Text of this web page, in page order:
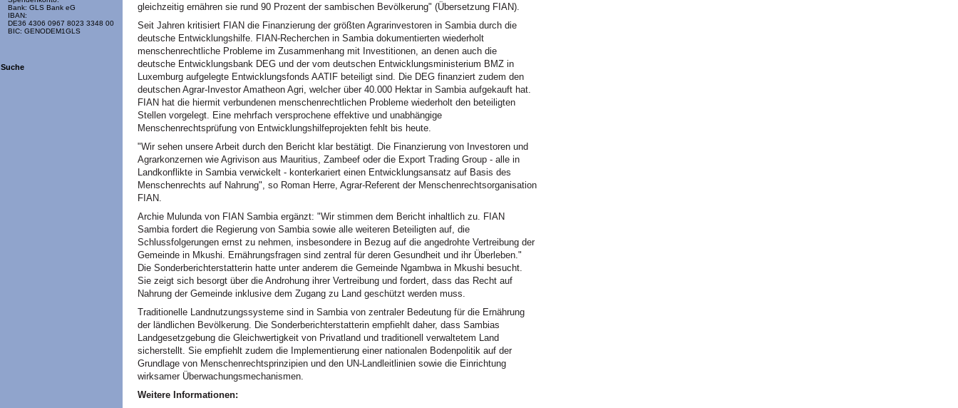
Bank: GLS Bank eG
IBAN:
DE36 4306 0967 8023 3348 00
BIC: GENODEM1GLS
Suche
gleichzeitig ernähren sie rund 90 Prozent der sambischen Bevölkerung" (Übersetzung FIAN).
Seit Jahren kritisiert FIAN die Finanzierung der größten Agrarinvestoren in Sambia durch die
deutsche Entwicklungshilfe. FIAN-Recherchen in Sambia dokumentierten wiederholt
menschenrechtliche Probleme im Zusammenhang mit Investitionen, an denen auch die
deutsche Entwicklungsbank DEG und der vom deutschen Entwicklungsministerium BMZ in
Luxemburg aufgelegte Entwicklungsfonds AATIF beteiligt sind. Die DEG finanziert zudem den
deutschen Agrar-Investor Amatheon Agri, welcher über 40.000 Hektar in Sambia aufgekauft hat.
FIAN hat die hiermit verbundenen menschenrechtlichen Probleme wiederholt den beteiligten
Stellen vorgelegt. Eine mehrfach versprochene effektive und unabhängige
Menschenrechtsprüfung von Entwicklungshilfeprojekten fehlt bis heute.
"Wir sehen unsere Arbeit durch den Bericht klar bestätigt. Die Finanzierung von Investoren und
Agrarkonzernen wie Agrivison aus Mauritius, Zambeef oder die Export Trading Group - alle in
Landkonflikte in Sambia verwickelt - konterkariert einen Entwicklungsansatz auf Basis des
Menschenrechts auf Nahrung", so Roman Herre, Agrar-Referent der Menschenrechtsorganisation
FIAN.
Archie Mulunda von FIAN Sambia ergänzt: "Wir stimmen dem Bericht inhaltlich zu. FIAN
Sambia fordert die Regierung von Sambia sowie alle weiteren Beteiligten auf, die
Schlussfolgerungen ernst zu nehmen, insbesondere in Bezug auf die angedrohte Vertreibung der
Gemeinde in Mkushi. Ernährungsfragen sind zentral für deren Gesundheit und ihr Überleben."
Die Sonderberichterstatterin hatte unter anderem die Gemeinde Ngambwa in Mkushi besucht.
Sie zeigt sich besorgt über die Androhung ihrer Vertreibung und fordert, dass das Recht auf
Nahrung der Gemeinde inklusive dem Zugang zu Land geschützt werden muss.
Traditionelle Landnutzungssysteme sind in Sambia von zentraler Bedeutung für die Ernährung
der ländlichen Bevölkerung. Die Sonderberichterstatterin empfiehlt daher, dass Sambias
Landgesetzgebung die Gleichwertigkeit von Privatland und traditionell verwaltetem Land
sicherstellt. Sie empfiehlt zudem die Implementierung einer nationalen Bodenpolitik auf der
Grundlage von Menschenrechtsprinzipien und den UN-Landleitlinien sowie die Einrichtung
wirksamer Überwachungsmechanismen.
Weitere Informationen: